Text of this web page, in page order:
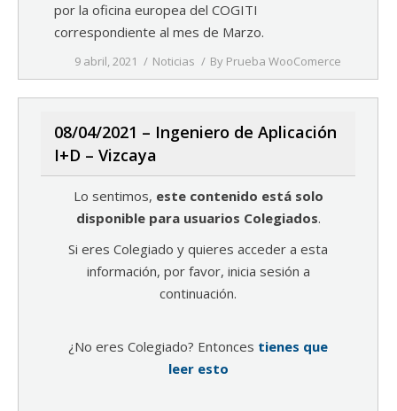
por la oficina europea del COGITI
correspondiente al mes de Marzo.
9 abril, 2021 Noticias By Prueba WooComerce
08/04/2021 – Ingeniero de Aplicación
I+D – Vizcaya
Lo sentimos, este contenido está solo
disponible para usuarios Colegiados.
Si eres Colegiado y quieres acceder a esta
información, por favor, inicia sesión a
continuación.
¿No eres Colegiado? Entonces tienes que
leer esto